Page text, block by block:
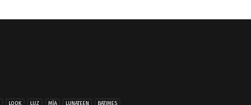
LOOK LUZ MÍA LUNATEEN BATIMES